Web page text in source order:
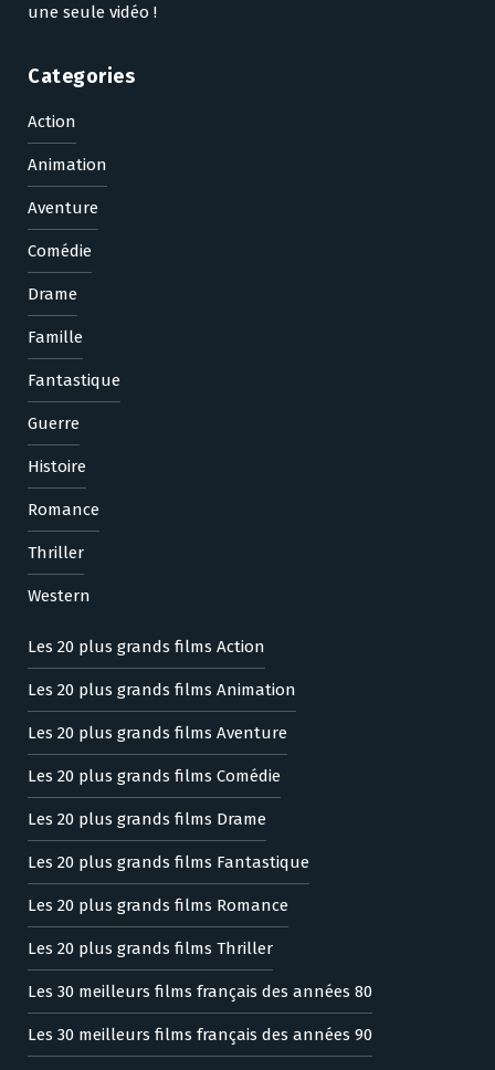
une seule vidéo !
Categories
Action
Animation
Aventure
Comédie
Drame
Famille
Fantastique
Guerre
Histoire
Romance
Thriller
Western
Les 20 plus grands films Action
Les 20 plus grands films Animation
Les 20 plus grands films Aventure
Les 20 plus grands films Comédie
Les 20 plus grands films Drame
Les 20 plus grands films Fantastique
Les 20 plus grands films Romance
Les 20 plus grands films Thriller
Les 30 meilleurs films français des années 80
Les 30 meilleurs films français des années 90